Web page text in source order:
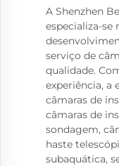
A Shenzhen
especializa-se
serviço de
qualidade.
experiência, a
câmaras de
câmaras de
sondagem,
haste
subaquática,